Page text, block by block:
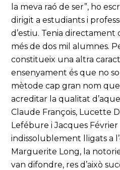
la meva raó de ser”, ho
dirigit a estudiants i
d’estiu. Tenia
més de dos mil alumnes.
constitueix una altra
ensenyament és que no
mètode cap gran nom
acreditar la qualitat
Claude François, Lucette
Lefébure i Jacques Février
indissolublement lligats a
Marguerite Long, la
van difondre, res d’això